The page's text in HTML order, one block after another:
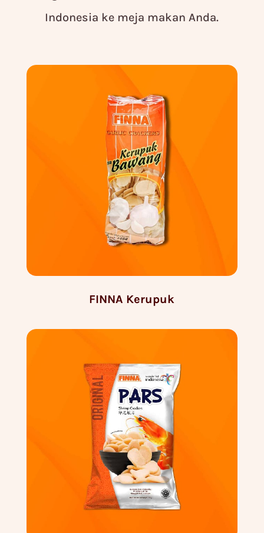
Indonesia ke meja makan Anda.
FINNA Kerupuk